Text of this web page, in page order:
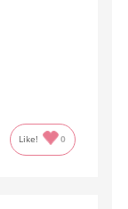
Like! 0